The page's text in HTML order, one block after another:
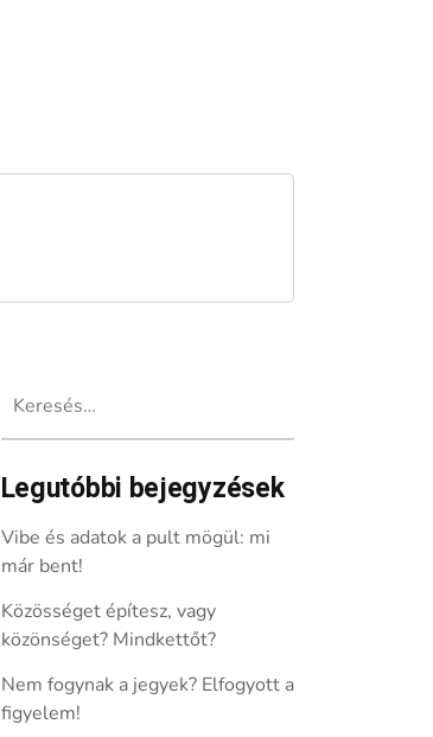
Legutóbbi bejegyzések
Vibe és adatok a pult mögül: mi
már bent!
Közösséget építesz, vagy
közönséget? Mindkettőt?
Nem fogynak a jegyek? Elfogyott a
figyelem!